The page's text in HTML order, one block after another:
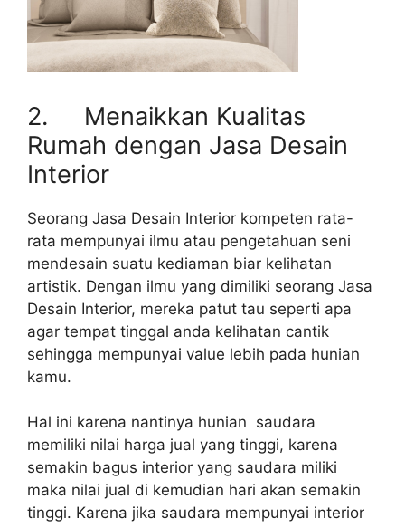
2. Menaikkan Kualitas
Rumah dengan Jasa Desain
Interior
Seorang Jasa Desain Interior kompeten rata-
rata mempunyai ilmu atau pengetahuan seni
mendesain suatu kediaman biar kelihatan
artistik. Dengan ilmu yang dimiliki seorang Jasa
Desain Interior, mereka patut tau seperti apa
agar tempat tinggal anda kelihatan cantik
sehingga mempunyai value lebih pada hunian
kamu.
Hal ini karena nantinya hunian saudara
memiliki nilai harga jual yang tinggi, karena
semakin bagus interior yang saudara miliki
maka nilai jual di kemudian hari akan semakin
tinggi. Karena jika saudara mempunyai interior